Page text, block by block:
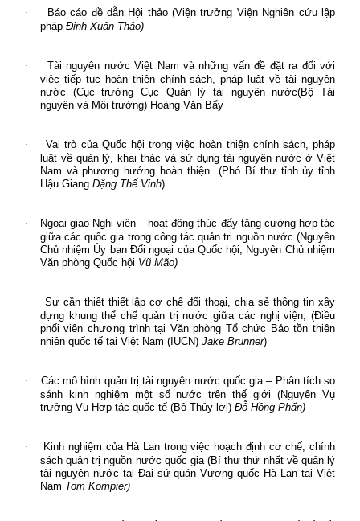
· Báo cáo đề dẫn Hội thảo (Viện trưởng Viện Nghiên cứu lập
phápĐinh Xuân Thảo)
·
Tài nguyên nước Việt Nam và những vấn đề đặt ra đối với
việc tiếp tục hoàn thiện chính sách, pháp luật về tài nguyên
nước
(Cục trưởng Cục Quản lý tài nguyên nước(Bộ Tài
nguyên và Môi trường) Hoàng Văn Bẩy
·
Vai trò của Quốc hội trong việc hoàn thiện chính sách, pháp
luật về quản lý, khai thác và sử dụng tài nguyên nước ở Việt
Nam và phương hướng hoàn thiện
(Phó Bí thư tỉnh ủy tỉnh
Hậu Giang Đặng Thế Vinh)
·
Ngoại giao Nghị viện – hoạt động thúc đẩy tăng cường hợp tác
giữa các quốc gia trong công tác quản trị nguồn nước (Nguyên
Chủ nhiệm Ủy ban Đối ngoại của Quốc hội, Nguyên Chủ nhiệm
Văn phòng Quốc hội Vũ Mão)
·
Sự cần thiết thiết lập cơ chế đối thoại, chia sẻ thông tin xây
dựng khung thể chế quản trị nước giữa các nghị viện , (Điều
phối viên chương trình tại Văn phòng Tổ chức Bảo tồn thiên
nhiên quốc tế tại Việt Nam (IUCN) Jake Brunner)
·
Các mô hình quản trị tài nguyên nước quốc gia – Phân tích so
sánh kinh nghiệm một số nước trên thế giới (Nguyên Vụ
trưởng Vụ Hợp tác quốc tế (Bộ Thủy lợi) Đỗ Hồng Phấn)
·
Kinh nghiệm của Hà Lan trong việc hoạch định cơ chế, chính
sách quản trị nguồn nước quốc gia (Bí thư thứ nhất về quản lý
tài nguyên nước tại Đại sứ quán Vương quốc Hà Lan tại Việt
Nam Tom Kompier)